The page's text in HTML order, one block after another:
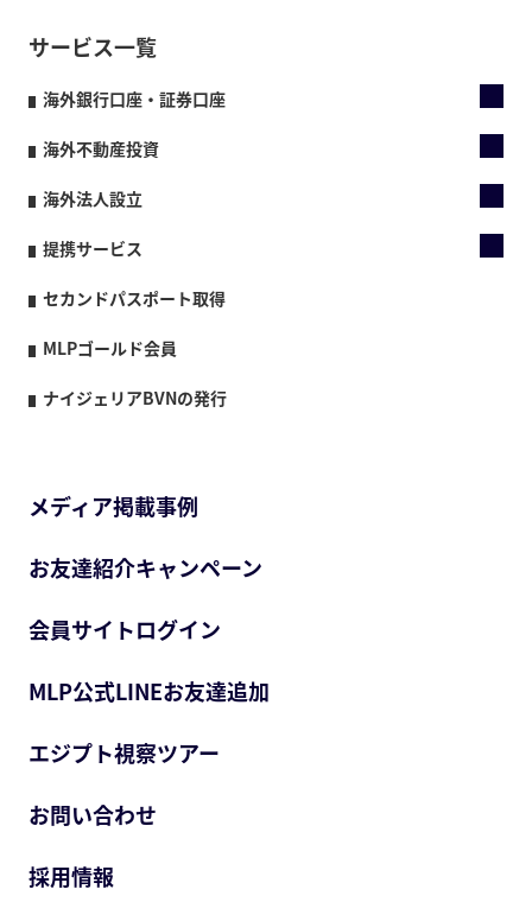
サービス一覧
海外銀行口座・証券口座
海外不動産投資
海外法人設立
提携サービス
セカンドパスポート取得
MLPゴールド会員
ナイジェリアBVNの発行
メディア掲載事例
お友達紹介キャンペーン
会員サイトログイン
MLP公式LINEお友達追加
エジプト視察ツアー
お問い合わせ
採用情報